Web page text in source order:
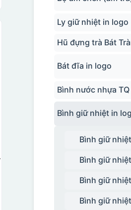
Ly giữ nhiệt in logo
Hũ đựng trà Bát
Bát đĩa in logo
Bình nước nhựa TQ
Bình giữ nhiệt in
Bình giữ